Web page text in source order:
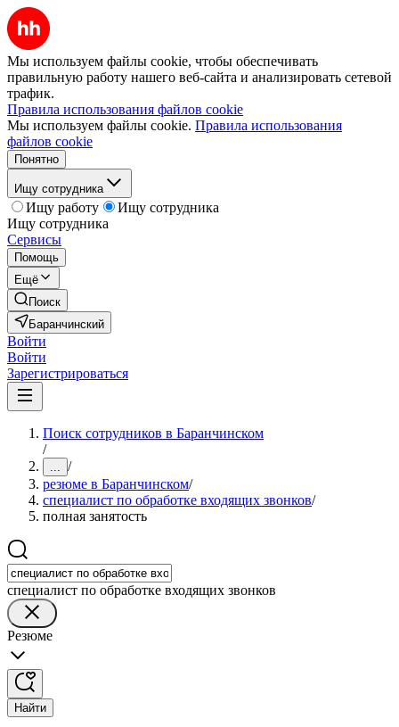
Мы используем файлы cookie, чтобы обеспечивать
правильную работу нашего веб-сайта и анализировать сетевой
трафик.
Правила использования файлов cookie
Мы используем файлы cookie. Правила использования
файлов cookie
Понятно
Ищу сотрудника
Ищу работу
Ищу сотрудника
Ищу сотрудника
Сервисы
Помощь
Ещё
Поиск
Баранчинский
Войти
Войти
Зарегистрироваться
Поиск сотрудников в Баранчинском
/
... /
резюме в Баранчинском/
специалист по обработке входящих звонков/
полная занятость
специалист по обработке входящих звонков
Резюме
Найти